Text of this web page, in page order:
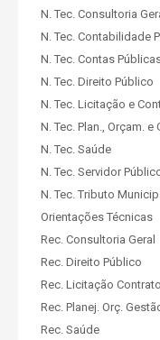
N. Tec. Consultoria
N. Tec. Contabilidade
N. Tec. Contas
N. Tec. Direito Público
N. Tec. Licitação e
N. Tec. Plan., Orçam. e
N. Tec. Saúde
N. Tec. Servidor
N. Tec. Tributo
Orientações Técnicas
Rec. Consultoria Geral
Rec. Direito Público
Rec. Licitação Contrato
Rec. Planej. Orç.
Rec. Saúde